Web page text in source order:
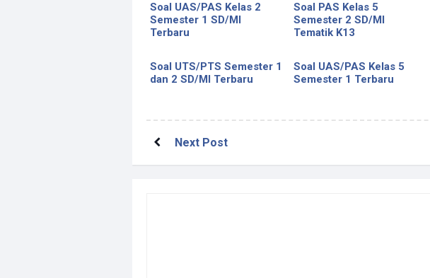
Soal UAS/PAS Kelas 2
Semester 1 SD/MI
Terbaru
Soal PAS Kelas 5
Semester 2 SD/MI
Tematik K13
Soal UTS/PTS Semester 1
dan 2 SD/MI Terbaru
Soal UAS/PAS Kelas 5
Semester 1 Terbaru
Next Post